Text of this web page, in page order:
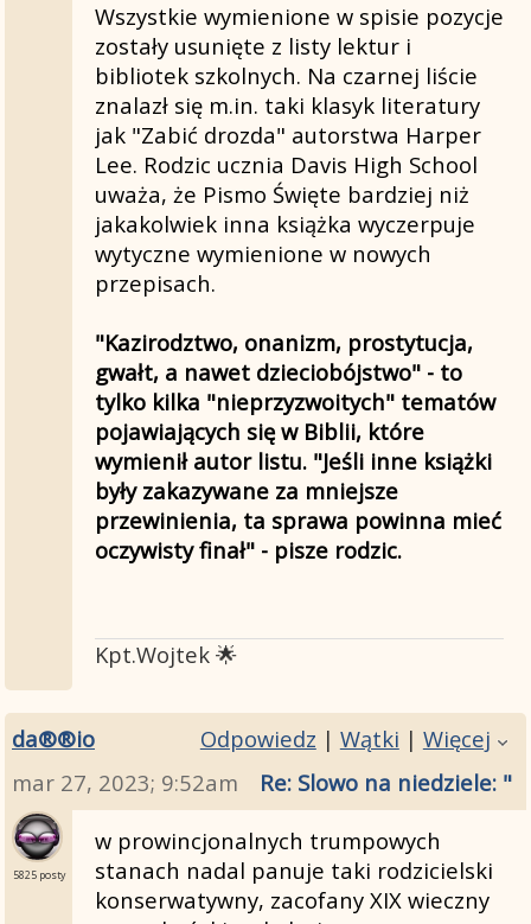
Wszystkie wymienione w spisie pozycje
zostały usunięte z listy lektur i
bibliotek szkolnych. Na czarnej liście
znalazł się m.in. taki klasyk literatury
jak "Zabić drozda" autorstwa Harper
Lee. Rodzic ucznia Davis High School
uważa, że Pismo Święte bardziej niż
jakakolwiek inna książka wyczerpuje
wytyczne wymienione w nowych
przepisach.
"Kazirodztwo, onanizm, prostytucja,
gwałt, a nawet dzieciobójstwo" - to
tylko kilka "nieprzyzwoitych" tematów
pojawiających się w Biblii, które
wymienił autor listu. "Jeśli inne książki
były zakazywane za mniejsze
przewinienia, ta sprawa powinna mieć
oczywisty finał" - pisze rodzic.
Kpt.Wojtek 🌟
da®®io Odpowiedz | Wątki | Więcej
mar 27, 2023; 9:52am
Re: Slowo na niedziele: "
5825 posty
w prowincjonalnych trumpowych
stanach nadal panuje taki rodzicielski
konserwatywny, zacofany XIX wieczny